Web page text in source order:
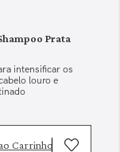
Prata
intensificar os
louro e
Carrinho